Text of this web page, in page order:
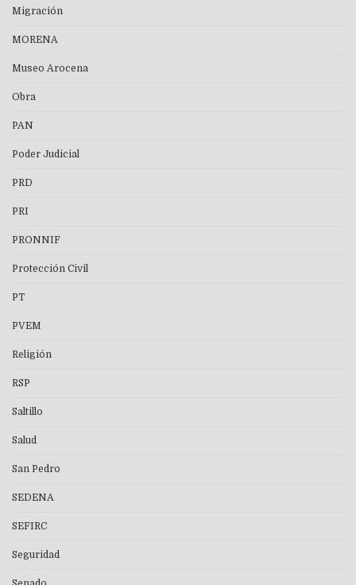
Migración
MORENA
Museo Arocena
Obra
PAN
Poder Judicial
PRD
PRI
PRONNIF
Protección Civil
PT
PVEM
Religión
RSP
Saltillo
Salud
San Pedro
SEDENA
SEFIRC
Seguridad